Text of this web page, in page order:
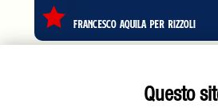
Francesco Aquila per Rizzoli
Questo